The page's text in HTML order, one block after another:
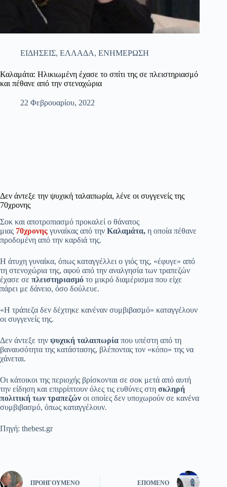
ΕΙΔΗΣΕΙΣ, ΕΛΛΑΔΑ, ΕΝΗΜΕΡΩΣΗ
Καλαμάτα: Ηλικιωμένη έχασε το σπίτι της σε πλειστηριασμό
και πέθανε από την στεναχώρια
22 Φεβρουαρίου, 2022
Δεν άντεξε την ψυχική ταλαιπωρία, λένε οι συγγενείς της
70χρονης
Σοκ και αποτροπιασμό προκαλεί ο θάνατος
μιας 70χρονης γυναίκας από την Καλαμάτα, η οποία πέθανε
προδομένη από την καρδιά της.
Η άτυχη γυναίκα, όπως καταγγέλλει ο γιός της, «έφυγε» από
τη στενοχώρια της, αφού από την αναλγησία των τραπεζών
έχασε σε πλειστηριασμό το μικρό διαμέρισμα που είχε
πάρει με δάνειο, όσο δούλευε.
«Η τράπεζα δεν δέχτηκε κανέναν συμβιβασμό» καταγγέλουν
οι συγγενείς της.
Δεν άντεξε την ψυχική ταλαιπωρία που υπέστη από τη
βαναυσότητα της κατάστασης, βλέποντας τον «κόπο» της να
χάνεται.
Οι κάτοικοι της περιοχής βρίσκονται σε σοκ μετά από αυτή
την είδηση και επιρρίπτουν όλες τις ευθύνες στη σκληρή
πολιτική των τραπεζών οι οποίες δεν υποχωρούν σε κανένα
συμβιβασμό, όπως καταγγέλουν.
Πηγή: thebest.gr
ΠΡΟΗΓΟΎΜΕΝΟ ΕΠΌΜΕΝΟ